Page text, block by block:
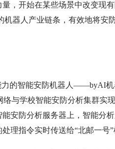
，开始在某些场景中改变现
器人产业链条，有效地将安
的智能安防机器人——byAI机
与学校智能安防分析集群实
安防分析服务器上，智能分
理指令实时传送给“北邮一号”